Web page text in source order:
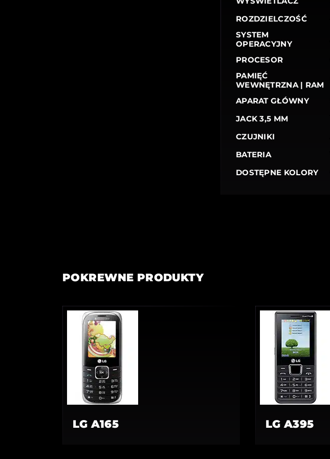
ROZDZIELCZOŚĆ
SYSTEM
OPERACYJNY
PROCESOR
PAMIĘĆ
WEWNĘTRZNA | RAM
APARAT GŁÓWNY
JACK 3,5 MM
CZUJNIKI
BATERIA
DOSTĘPNE KOLORY
POKREWNE PRODUKTY
LG A165 LG A395